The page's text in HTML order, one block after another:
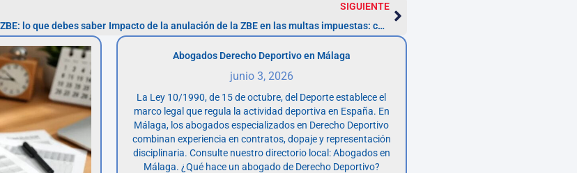
lo que debes saber
SIGUIENTE
Impacto de la anulación de la ZBE en las multas impuestas: cómo reclamar
Abogados Derecho Deportivo en Málaga
junio 3, 2026
La Ley 10/1990, de 15 de octubre, del Deporte establece el
marco legal que regula la actividad deportiva en España. En
Málaga, los abogados especializados en Derecho Deportivo
combinan experiencia en contratos, dopaje y representación
disciplinaria. Consulte nuestro directorio local: Abogados en
Málaga. ¿Qué hace un abogado de Derecho Deportivo?